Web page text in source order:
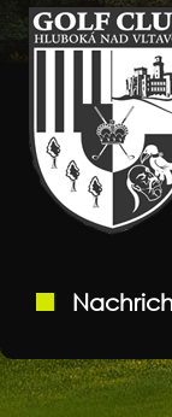
Golf klub
nad Vltavou